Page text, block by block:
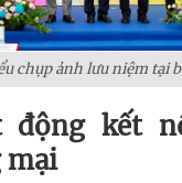
chụp ảnh lưu niệm tại
động kết
mại